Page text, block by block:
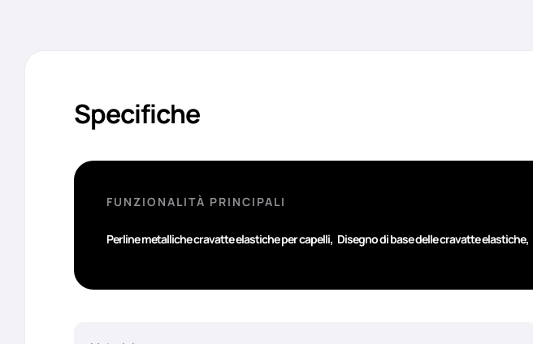
Specifiche
FUNZIONALITÀ PRINCIPALI
Perline metalliche cravatte elastiche per capelli, Disegno di base delle cravatte elastiche,